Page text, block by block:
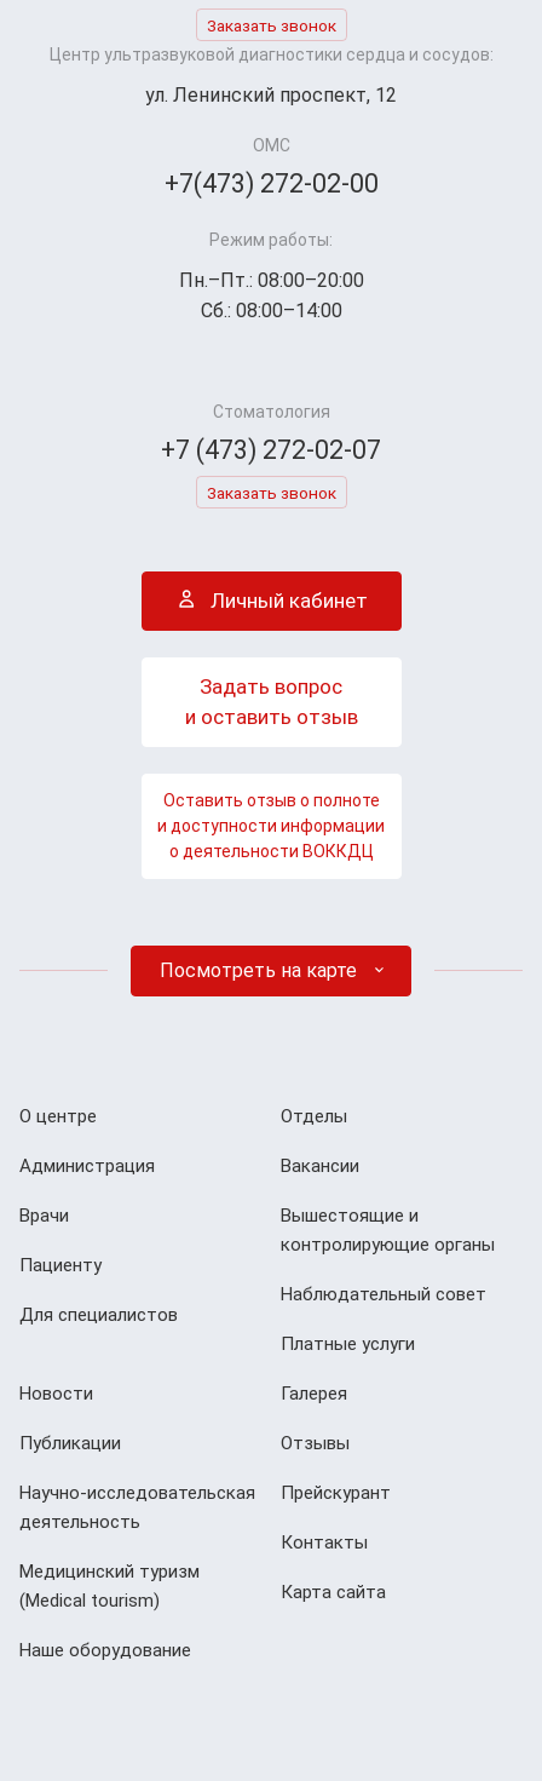
Заказать звонок
Центр ультразвуковой диагностики сердца и сосудов:
ул. Ленинский проспект, 12
ОМС
+7(473) 272-02-00
Режим работы:
Пн.–Пт.: 08:00–20:00
Сб.: 08:00–14:00
Стоматология
+7 (473) 272-02-07
Заказать звонок
Личный кабинет
Задать вопрос
и оставить отзыв
Оставить отзыв о полноте
и доступности информации
о деятельности ВОККДЦ
Посмотреть на карте
О центре
Администрация
Врачи
Пациенту
Для специалистов
Отделы
Вакансии
Вышестоящие и
контролирующие органы
Наблюдательный совет
Платные услуги
Новости
Публикации
Научно-исследовательская
деятельность
Медицинский туризм
(Мedical tourism)
Наше оборудование
Галерея
Отзывы
Прейскурант
Контакты
Карта сайта